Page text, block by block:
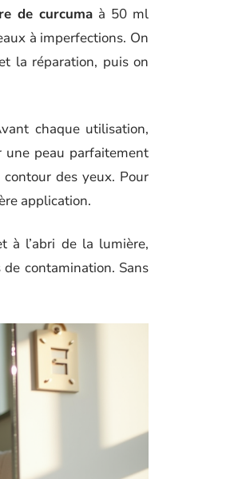
de curcumaà 50 ml
à imperfections. On
la réparation, puis on
chaque utilisation,
une peau parfaitement
des yeux. Pour
application.
à l’abri de la lumière,
contamination. Sans